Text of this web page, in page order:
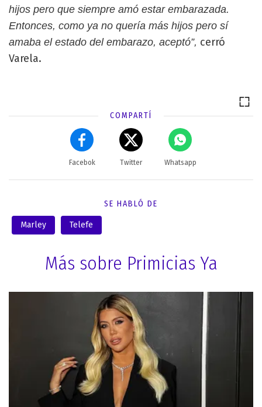
hijos pero que siempre amó estar embarazada.
Entonces, como ya no quería más hijos pero sí
amaba el estado del embarazo, aceptó”, cerró
Varela.
COMPARTÍ
Facebok Twitter Whatsapp
SE HABLÓ DE
Marley Telefe
Más sobre Primicias Ya